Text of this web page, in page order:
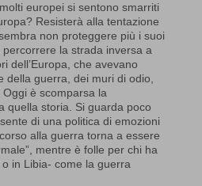
europei si sentono smarriti
Resisterà alla tentazione
non proteggere più i suoi
la strada inversa a
dell’Europa, che avevano
della guerra, dei muri di odio,
è scomparsa la
quella storia. Si guarda poco
di una politica di emozioni
alla guerra torna a essere
mentre è folle per chi ha
in Libia- come la guerra